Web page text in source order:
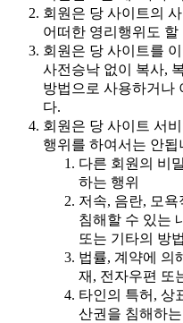
회원은 당 사이트의
어떠한 영리행위도 할
회원은 당 사이트를
사전승낙 없이 복사,
방법으로 사용하거나
다.
회원은 당 사이트 서
행위를 하여서는 안됩
다른 회원의 비
하는 행위
저속, 음란, 모욕
침해할 수 있는
또는 기타의 방
법률, 계약에 의
재, 전자우편 또
타인의 특허, 상
산권을 침해하